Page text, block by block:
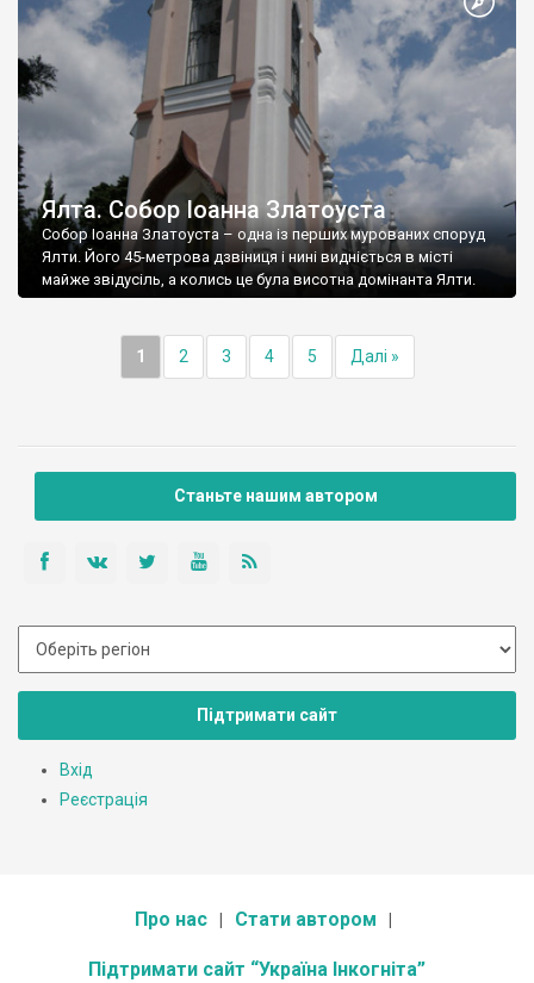
Ялта. Собор Іоанна Златоуста
Собор Іоанна Златоуста – одна із перших мурованих споруд
Ялти. Його 45-метрова дзвіниця і нині видніється в місті
майже звідусіль, а колись це була висотна домінанта Ялти.
1 2 3 4 5 Далі »
Станьте нашим автором
Підтримати сайт
Вхід
Реєстрація
Про нас Стати автором
Підтримати сайт “Україна Інкогніта”